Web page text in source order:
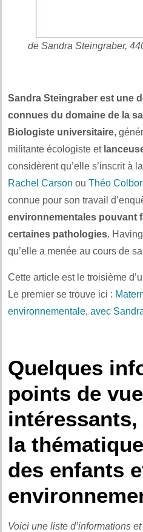
de Sandra Steingraber,
Sandra Steingraber est une
connues du domaine de la
Biologiste universitaire,
militante écologiste et
considèrent qu’elle s’inscrit à
Rachel Carson ou Théo
connue pour son travail
environnementales pouvant
certaines pathologies.
qu’elle a menée au cours de
Cette article est le troisième
Le premier se trouve ici :
environnementale, avec
Quelques
points de vue
la
des enfants
Voici une liste d’informations